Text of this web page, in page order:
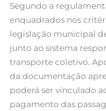
Segundo a
enquadrados nos
legislação municipal
junto ao sistema
transporte coletivo.
da documentação
poderá ser vinculado
pagamento das